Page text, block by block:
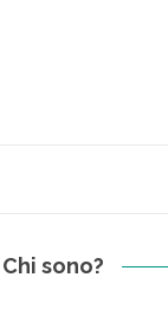
Chi sono?